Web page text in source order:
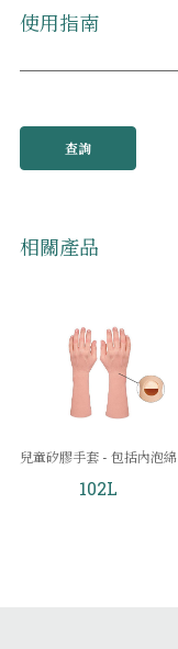
使用指南
查詢
相關產品
兒童矽膠手套 - 包括內泡綿
102L